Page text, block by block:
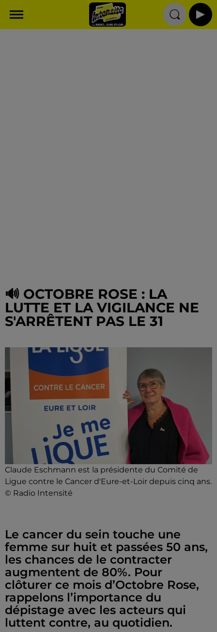
🔊 OCTOBRE ROSE : LA
LUTTE ET LA VIGILANCE NE
S'ARRÊTENT PAS LE 31
Claude Eschmann est la présidente du Comité de
Ligue contre le Cancer d'Eure-et-Loir depuis cinq ans.
© Radio Intensité
Le cancer du sein touche une
femme sur huit et passées 50 ans,
les chances de le contracter
augmentent de 80%. Pour
clôturer ce mois d’Octobre Rose,
rappelons l’importance du
dépistage avec les acteurs qui
luttent contre, au quotidien.